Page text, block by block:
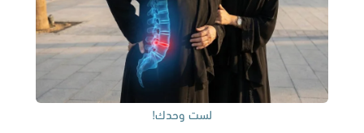
لست وحدك!